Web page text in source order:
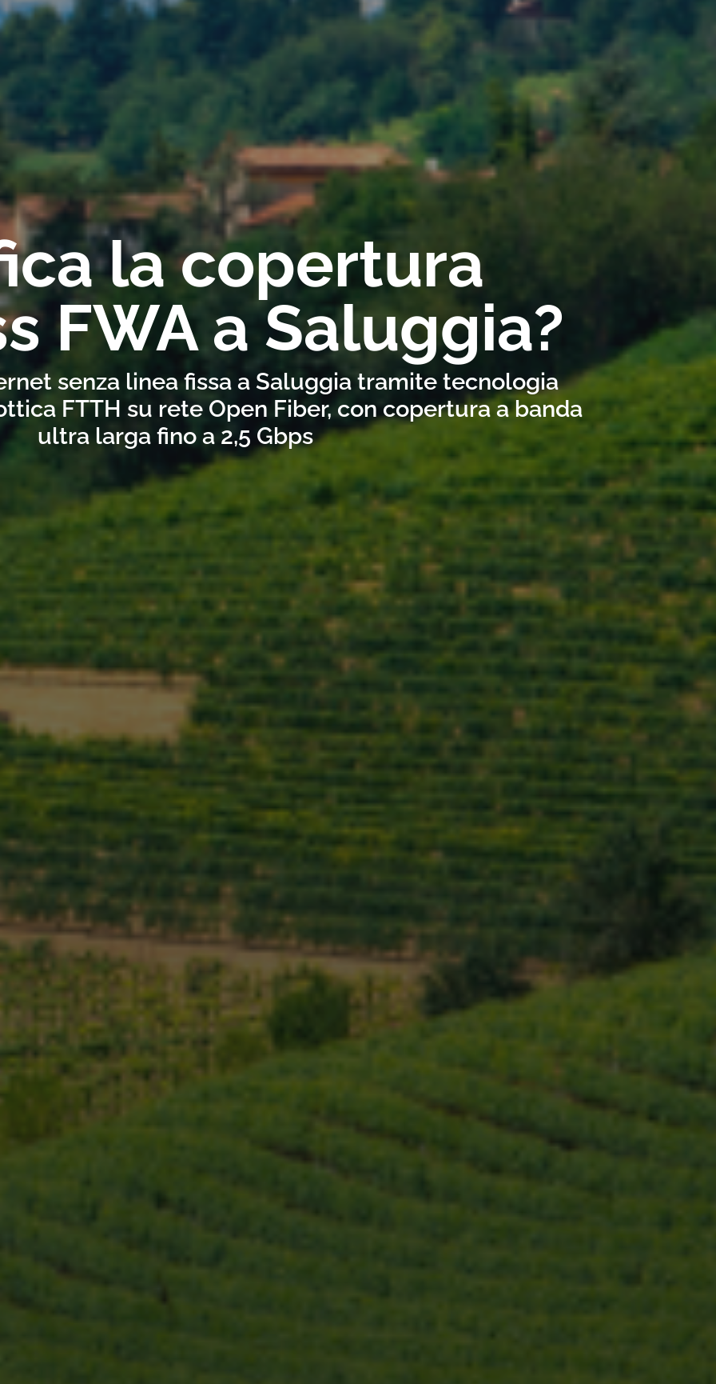
la copertura
FWA a Saluggia?
senza linea fissa a Saluggia tramite tecnologia
FTTH su rete Open Fiber, con copertura a banda
ultra larga fino a 2,5 Gbps